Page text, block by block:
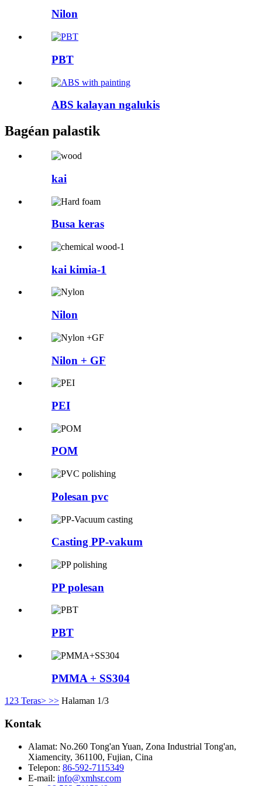
Nilon
PBT
ABS kalayan ngalukis
Bagéan palastik
kai
Busa keras
kai kimia-1
Nilon
Nilon + GF
PEI
POM
Polesan pvc
Casting PP-vakum
PP polesan
PBT
PMMA + SS304
1 23 Teras> >> Halaman 1/3
Kontak
Alamat: No.260 Tong'an Yuan, Zona Industrial Tong'an,
Xiamencity, 361100, Fujian, Cina
Telepon: 86-592-7115349
E-mail: info@xmhsr.com